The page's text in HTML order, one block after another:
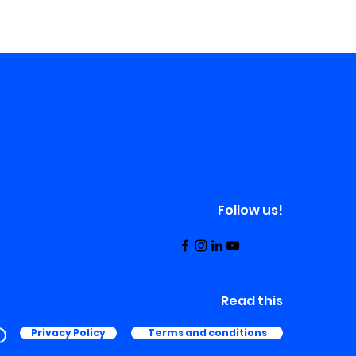
Follow us!
Read this
Privacy Policy Terms and conditions